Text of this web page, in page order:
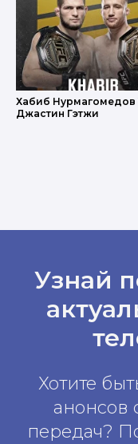
Хабиб Нурмагомедов
Джастин Гэтжи
Узнай
Хотите
анонсов
передач?